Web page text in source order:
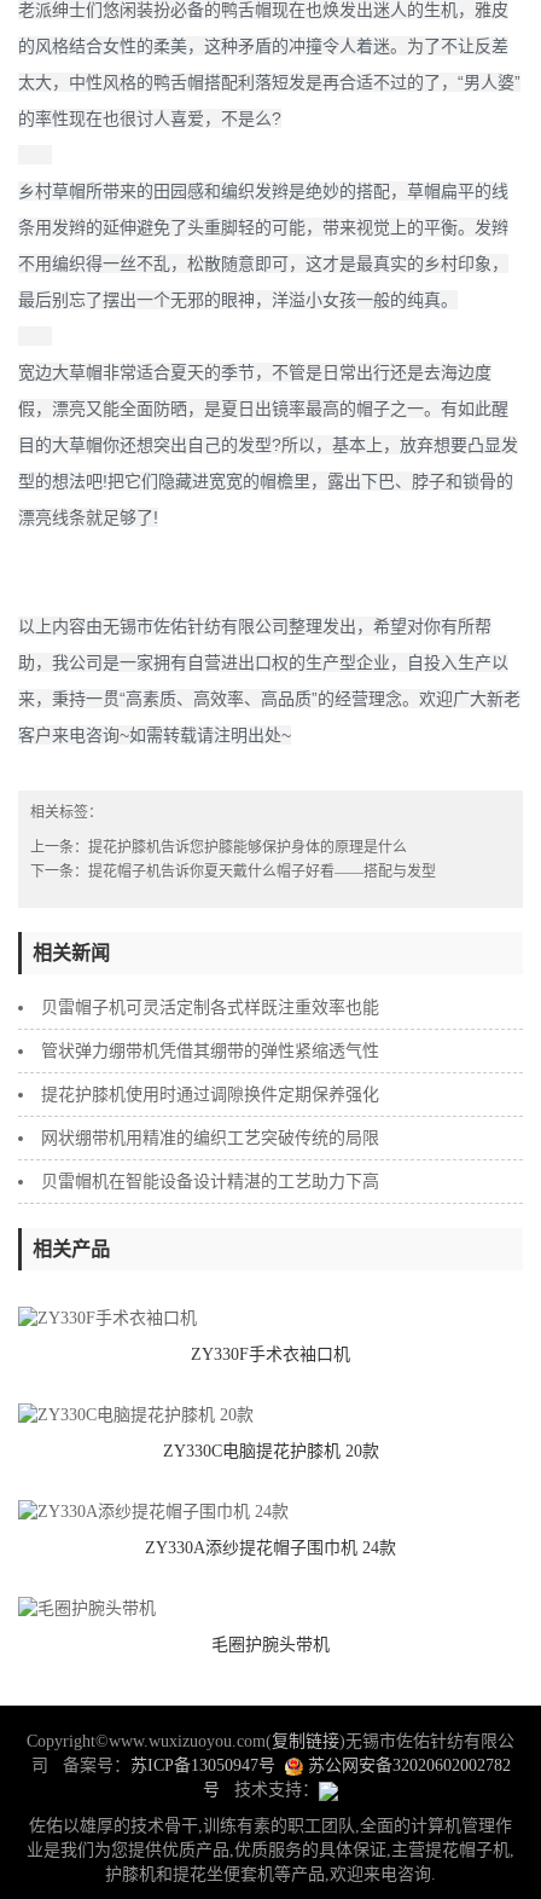
老派绅士们悠闲装扮必备的鸭舌帽现在也焕发出迷人的生机，雅皮
的风格结合女性的柔美，这种矛盾的冲撞令人着迷。为了不让反差
太大，中性风格的鸭舌帽搭配利落短发是再合适不过的了，“男人婆”
的率性现在也很讨人喜爱，不是么?
乡村草帽所带来的田园感和编织发辫是绝妙的搭配，草帽扁平的线
条用发辫的延伸避免了头重脚轻的可能，带来视觉上的平衡。发辫
不用编织得一丝不乱，松散随意即可，这才是最真实的乡村印象，
最后别忘了摆出一个无邪的眼神，洋溢小女孩一般的纯真。
宽边大草帽非常适合夏天的季节，不管是日常出行还是去海边度
假，漂亮又能全面防晒，是夏日出镜率最高的帽子之一。有如此醒
目的大草帽你还想突出自己的发型?所以，基本上，放弃想要凸显发
型的想法吧!把它们隐藏进宽宽的帽檐里，露出下巴、脖子和锁骨的
漂亮线条就足够了!
以上内容由无锡市佐佑针纺有限公司整理发出，希望对你有所帮
助，我公司是一家拥有自营进出口权的生产型企业，自投入生产以
来，秉持一贯“高素质、高效率、高品质”的经营理念。欢迎广大新老
客户来电咨询~如需转载请注明出处~
相关标签：
上一条： 提花护膝机告诉您护膝能够保护身体的原理是什么
下一条： 提花帽子机告诉你夏天戴什么帽子好看——搭配与发型
相关新闻
贝雷帽子机可灵活定制各式样既注重效率也能
管状弹力绷带机凭借其绷带的弹性紧缩透气性
提花护膝机使用时通过调隙换件定期保养强化
网状绷带机用精准的编织工艺突破传统的局限
贝雷帽机在智能设备设计精湛的工艺助力下高
相关产品
ZY330F手术衣袖口机
ZY330C电脑提花护膝机 20款
ZY330A添纱提花帽子围巾机 24款
毛圈护腕头带机
Copyright©www.wuxizuoyou.com(复制链接)无锡市佐佑针纺有限公
司 备案号： 苏ICP备13050947号
苏公网安备32020602002782
号 技术支持：
佐佑以雄厚的技术骨干,训练有素的职工团队,全面的计算机管理作
业是我们为您提供优质产品,优质服务的具体保证,主营提花帽子机,
护膝机和提花坐便套机等产品,欢迎来电咨询.